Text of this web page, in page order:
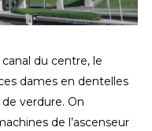
du centre, le
dames en dentelles
verdure. On
de l’ascenseur